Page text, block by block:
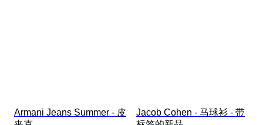
Armani Jeans Summer - 皮
Jacob Cohen - 马球衫 - 带